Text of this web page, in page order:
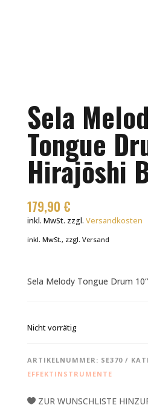
Sela
Tongue
Hirajōshi
179,90 €
inkl. MwSt. zzgl. Versandkosten
inkl. MwSt., zzgl. Versand
Sela Melody Tongue Drum
Nicht vorrätig
ARTIKELNUMMER: SE370
EFFEKTINSTRUMENTE
ZUR WUNSCHLISTE